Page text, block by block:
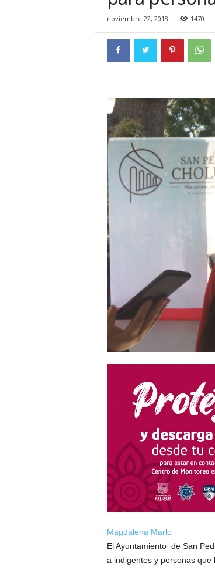
noviembre 22, 2018 1470
Magdalena Marlo
El Ayuntamiento de San
a indigentes y personas que